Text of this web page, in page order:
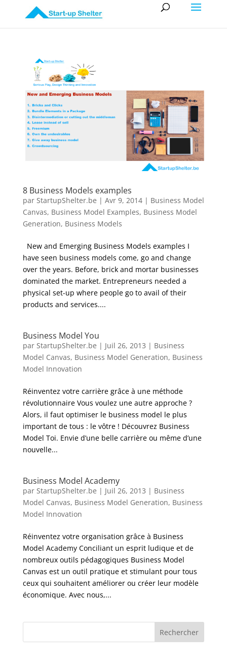
8 Business Models examples
par StartupShelter.be | Avr 9, 2014| Business Model
Canvas, Business Model Examples, Business Model
Generation, Business Models
New and Emerging Business Models examples I
have seen business models come, go and change
over the years. Before, brick and mortar businesses
dominated the market. Entrepreneurs needed a
physical set-up where people go to avail of their
products and services....
Business Model You
par StartupShelter.be | Juil 26, 2013 | Business
Model Canvas, Business Model Generation, Business
Model Innovation
Réinventez votre carrière grâce à une méthode
révolutionnaire Vous voulez une autre approche ?
Alors, il faut optimiser le business model le plus
important de tous : le vôtre ! Découvrez Business
Model Toi. Envie d’une belle carrière ou même d’une
nouvelle...
Business Model Academy
par StartupShelter.be | Juil 26, 2013 | Business
Model Canvas, Business Model Generation, Business
Model Innovation
Réinventez votre organisation grâce à Business
Model Academy Conciliant un esprit ludique et de
nombreux outils pédagogiques Business Model
Canvas est un outil pratique et stimulant pour tous
ceux qui souhaitent améliorer ou créer leur modèle
économique. Avec nous,...